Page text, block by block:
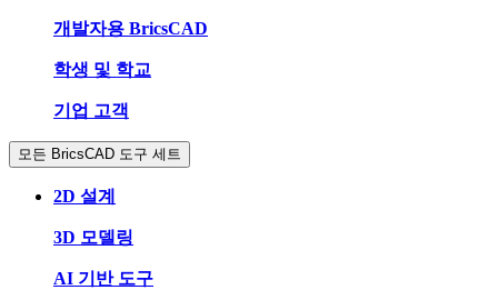
개발자용 BricsCAD
학생 및 학교
기업 고객
모든 BricsCAD 도구 세트
2D 설계
3D 모델링
AI 기반 도구